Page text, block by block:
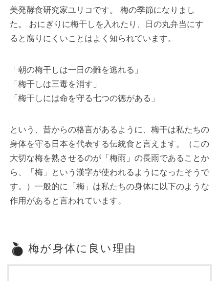
美発酵食研究家ユリコです。 梅の季節になりまし
た。 おにぎりに梅干しを入れたり、日の丸弁当にす
ると腐りにくいことはよく知られています。
「朝の梅干しは一日の難を逃れる」
「梅干しは三毒を消す」
「梅干しには命を守る七つの徳がある」
という、昔からの格言があるように、梅干は私たちの
身体を守る日本を代表する伝統食と言えます。（この
大切な梅を熟させるのが「梅雨」の長雨であることか
ら、「梅」という漢字が使われるようになったそうで
す。）一般的に「梅」は私たちの身体に以下のような
作用があると言われています。
梅が身体に良い理由